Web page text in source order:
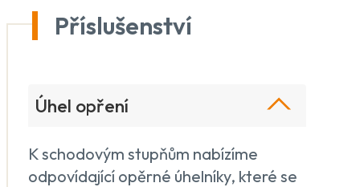
Příslušenství
Úhel opření
K schodovým stupňům nabízíme
odpovídající opěrné úhelníky, které se